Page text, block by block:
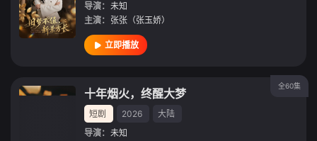
导演： 未知
主演： 张张（张玉娇）
立即播放
全60集
十年烟火，终醒大梦
短剧 2026
大陆
导演： 未知